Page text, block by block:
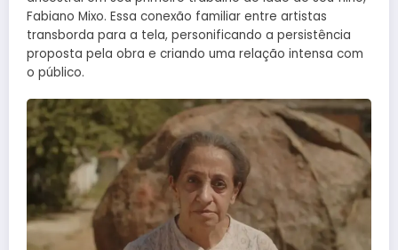
Fabiano Mixo. Essa conexão familiar entre artistas
transborda para a tela, personificando a persistência
proposta pela obra e criando uma relação intensa com
o público.